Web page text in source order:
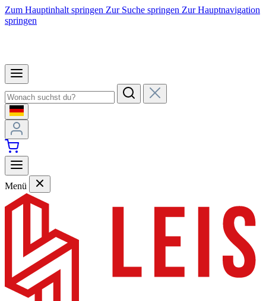
Zum Hauptinhalt springen Zur Suche springen Zur Hauptnavigation
springen
Menü